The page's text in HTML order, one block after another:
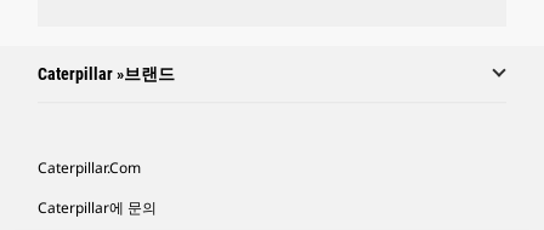
Caterpillar »브랜드
Caterpillar.com
Caterpillar에 문의